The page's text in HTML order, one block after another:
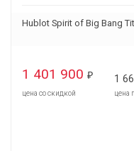
Hublot Spirit of Big Bang
1 401 900 ₽
цена со скидкой
1
цена